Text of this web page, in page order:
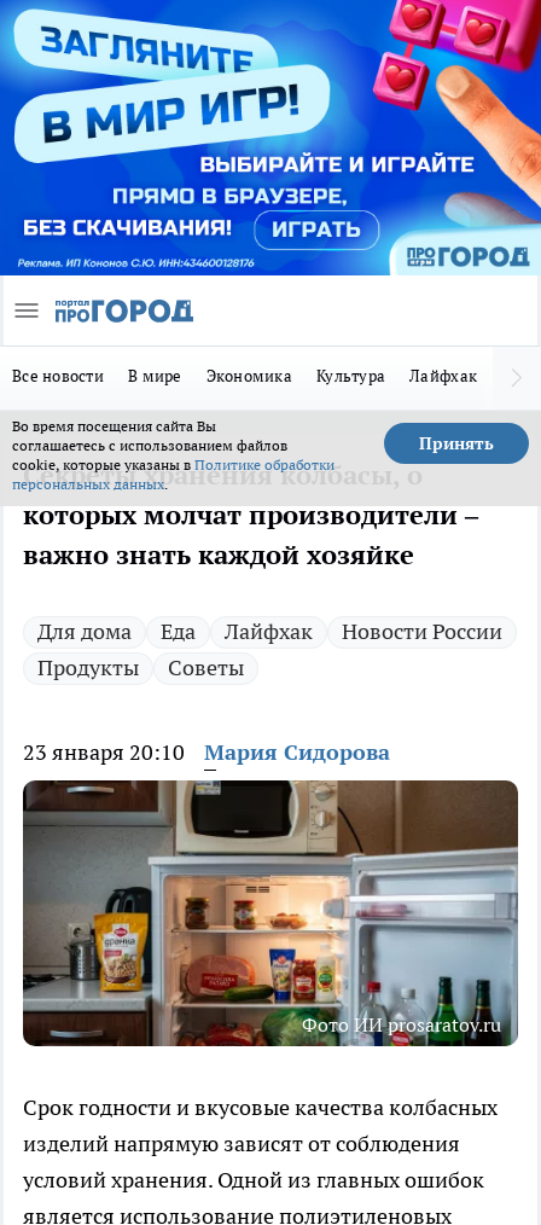
Все новости В мире Экономика Культура Лайфхак
Во время посещения сайта Вы
соглашаетесь с использованием файлов
cookie, которые указаны в Политике обработки
персональных данных.
Принять
Секреты хранения колбасы, о
которых молчат производители –
важно знать каждой хозяйке
Для дома Еда Лайфхак
Новости России
Продукты
Советы
23 января 20:10 Мария Сидорова
Фото ИИ prosaratov.ru
Срок годности и вкусовые качества колбасных
изделий напрямую зависят от соблюдения
условий хранения. Одной из главных ошибок
является использование полиэтиленовых